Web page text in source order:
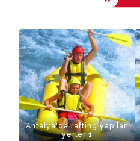
Antalya'da rafting yapılan
yerler 1